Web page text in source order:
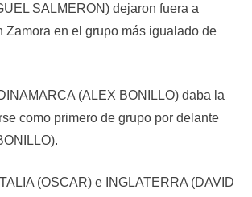
SALMERON) dejaron fuera a
Zamora en el grupo más igualado de
(ALEX BONILLO) daba la
como primero de grupo por delante
(OSCAR) e INGLATERRA (DAVID